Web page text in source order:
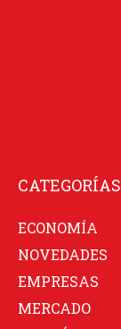
CATEGORÍAS
ECONOMÍA
NOVEDADES
EMPRESAS
MERCADO